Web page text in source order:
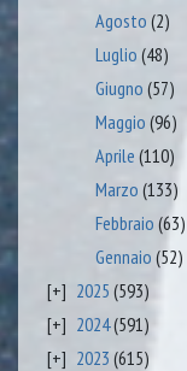
Agosto (2)
Luglio (48)
Giugno (57)
Maggio (96)
Aprile (110)
Marzo (133)
Febbraio (63)
Gennaio (52)
2025 (593)
2024(591)
2023 (615)